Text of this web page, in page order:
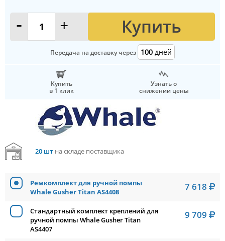
- + Купить
Передача на доставку через 100 дней
Купить
в 1 клик
Узнать о
снижении цены
20 штна складе поставщика
Ремкомплект для ручной помпы
Whale Gusher Titan AS4408
7 618
Стандартный комплект креплений для
ручной помпы Whale Gusher Titan
AS4407
9 709